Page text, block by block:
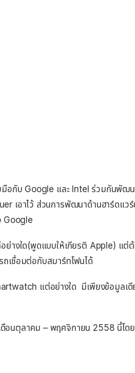
มือกับ Google และ Intel ร่วมกันพัฒ
เอาไว้ ส่วนการพัฒนาด้านฮาร์ดแวร์
Google
างใด(พูดแบบให้เกียรติ Apple) แต่ต้
เชื่อมต่อกับสมาร์ทโฟนได้
แต่อย่างใด มีเพียงข้อมูลเดี
นตุลาคม – พฤศจิกายน 2558 นี้โดย